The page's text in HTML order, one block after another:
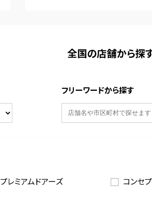
全国の店舗から探
フリーワードから探す
プレミアムドアーズ コンセ